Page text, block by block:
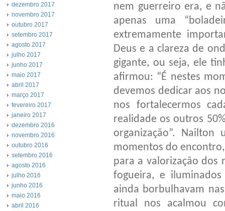
dezembro 2017
novembro 2017
outubro 2017
setembro 2017
agosto 2017
julho 2017
junho 2017
maio 2017
abril 2017
março 2017
fevereiro 2017
janeiro 2017
dezembro 2016
novembro 2016
outubro 2016
setembro 2016
agosto 2016
julho 2016
junho 2016
maio 2016
abril 2016
nem guerreiro era, e
apenas uma
extremamente
Deus e a clareza de
gigante, ou seja, ele
afirmou: “É nestes
devemos dedicar aos
nos fortalecermos
realidade os outros
organização”.
momentos do
para a valorização
fogueira, e
ainda borbulhavam
ritual nos acalmou